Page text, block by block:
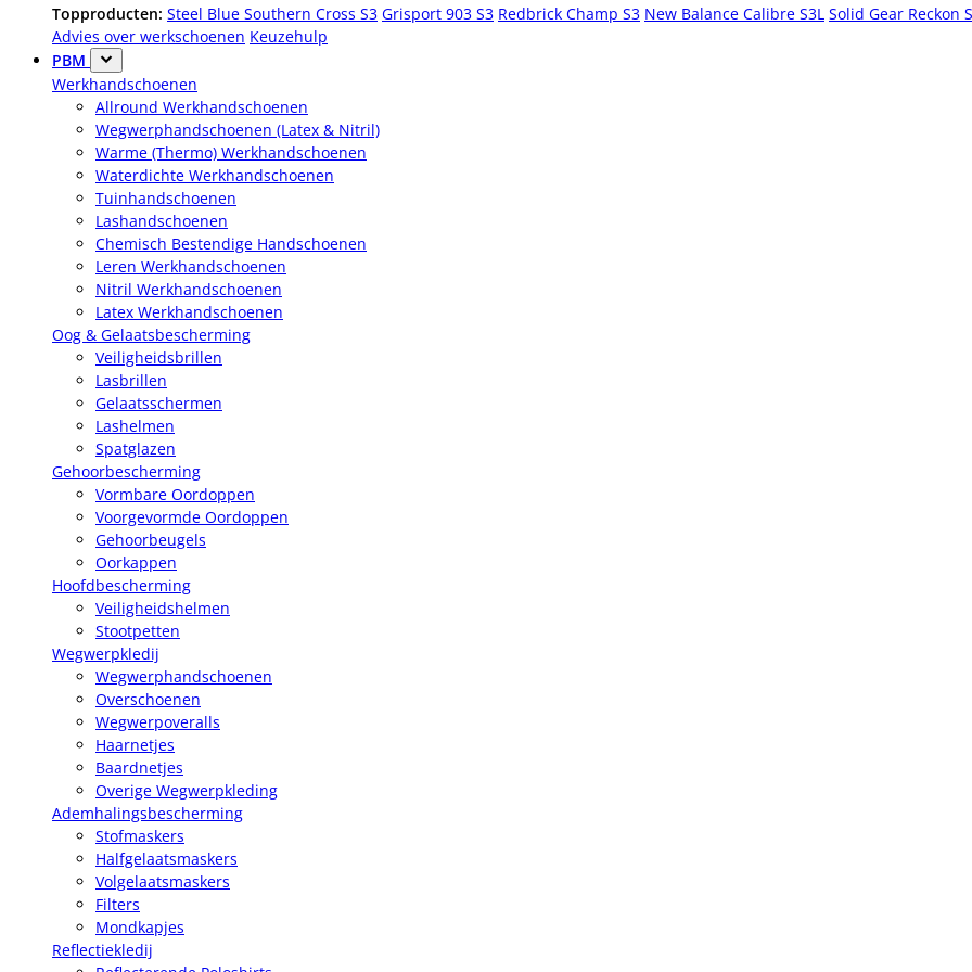
Topproducten: Steel Blue Southern Cross S3 Grisport 903 S3 Redbrick Champ S3 New Balance Calibre S3L Solid Gear Reckon
Advies over werkschoenen Keuzehulp
PBM
Werkhandschoenen
Allround Werkhandschoenen
Wegwerphandschoenen (Latex & Nitril)
Warme (Thermo) Werkhandschoenen
Waterdichte Werkhandschoenen
Tuinhandschoenen
Lashandschoenen
Chemisch Bestendige Handschoenen
Leren Werkhandschoenen
Nitril Werkhandschoenen
Latex Werkhandschoenen
Oog & Gelaatsbescherming
Veiligheidsbrillen
Lasbrillen
Gelaatsschermen
Lashelmen
Spatglazen
Gehoorbescherming
Vormbare Oordoppen
Voorgevormde Oordoppen
Gehoorbeugels
Oorkappen
Hoofdbescherming
Veiligheidshelmen
Stootpetten
Wegwerpkledij
Wegwerphandschoenen
Overschoenen
Wegwerpoveralls
Haarnetjes
Baardnetjes
Overige Wegwerpkleding
Ademhalingsbescherming
Stofmaskers
Halfgelaatsmaskers
Volgelaatsmaskers
Filters
Mondkapjes
Reflectiekledij